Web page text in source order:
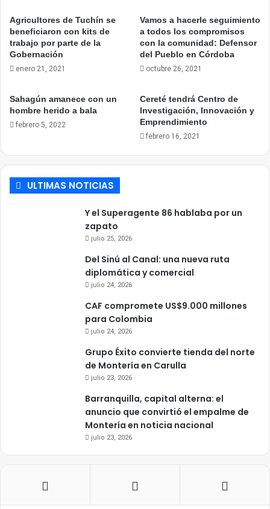
Agricultores de Tuchín se
beneficiaron con kits de
trabajo por parte de la
Gobernación
enero 21, 2021
Vamos a hacerle seguimiento
a todos los compromisos
con la comunidad: Defensor
del Pueblo en Córdoba
octubre 26, 2021
Sahagún amanece con un
hombre herido a bala
febrero 5, 2022
Cereté tendrá Centro de
Investigación, Innovación y
Emprendimiento
febrero 16, 2021
ULTIMAS NOTICIAS
Y el Superagente 86 hablaba por un
zapato
julio 25, 2026
Del Sinú al Canal: una nueva ruta
diplomática y comercial
julio 24, 2026
CAF compromete US$9.000 millones
para Colombia
julio 24, 2026
Grupo Éxito convierte tienda del norte
de Montería en Carulla
julio 23, 2026
Barranquilla, capital alterna: el
anuncio que convirtió el empalme de
Montería en noticia nacional
julio 23, 2026